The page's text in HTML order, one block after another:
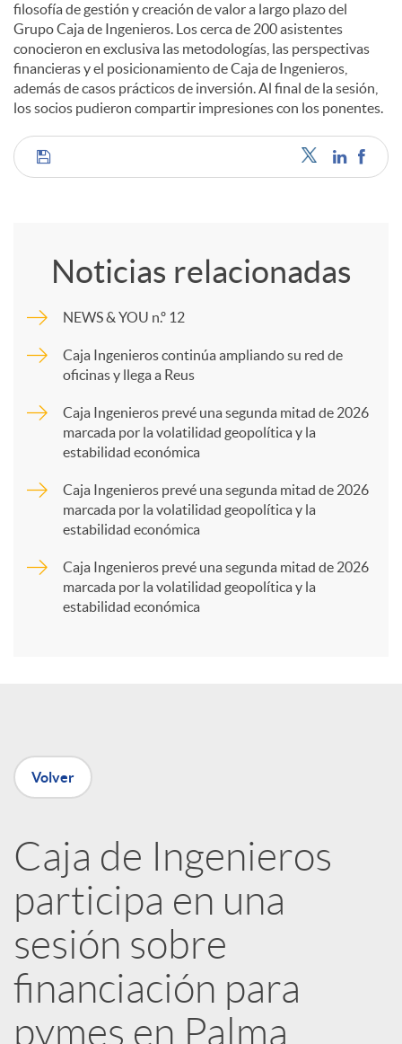
d
o
s
filosofía de gestión y creación de valor a largo plazo del
Grupo Caja de Ingenieros. Los cerca de 200 asistentes
conocieron en exclusiva las metodologías, las perspectivas
financieras y el posicionamiento de Caja de Ingenieros,
además de casos prácticos de inversión. Al final de la sesión,
los socios pudieron compartir impresiones con los ponentes.
C
m
p
a
n
e
d
e
Noticias relacionadas
NEWS & YOU n.º 12
Caja Ingenieros continúa ampliando su red de
oficinas y llega a Reus
Caja Ingenieros prevé una segunda mitad de 2026
marcada por la volatilidad geopolítica y la
estabilidad económica
Caja Ingenieros prevé una segunda mitad de 2026
marcada por la volatilidad geopolítica y la
estabilidad económica
Caja Ingenieros prevé una segunda mitad de 2026
marcada por la volatilidad geopolítica y la
estabilidad económica
Volver
Caja de Ingenieros
participa en una
sesión sobre
financiación para
pymes en Palma